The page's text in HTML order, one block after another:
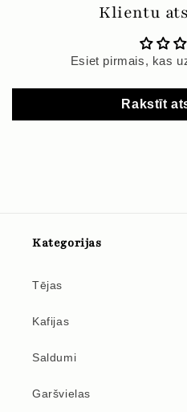
Klientu
Esiet pirmais, kas
Rakstīt
Kategorijas
Tējas
Kafijas
Saldumi
Garšvielas